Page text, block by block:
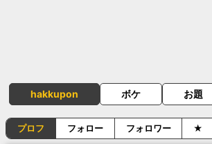
hakkupon ボケ お題
プロフ フォロー フォロワー ★